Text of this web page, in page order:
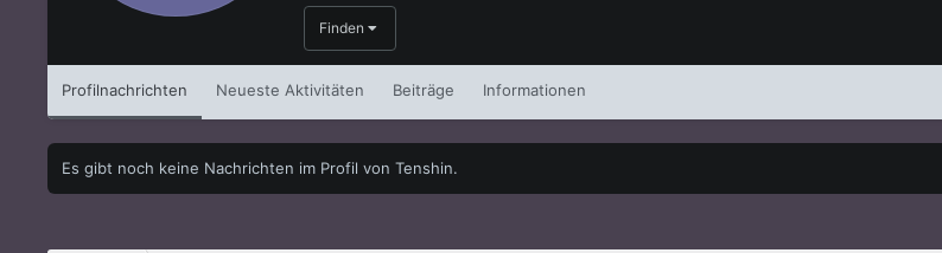
Finden
Profilnachrichten Neueste Aktivitäten Beiträge Informationen
Es gibt noch keine Nachrichten im Profil von Tenshin.